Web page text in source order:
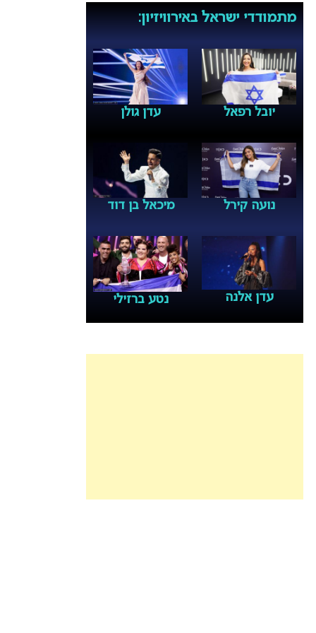
מתמודדי ישראל באירוויזיון:
יובל רפאל עדן גולן
נועה קירל מיכאל בן דוד
עדן אלנה נטע ברזילי